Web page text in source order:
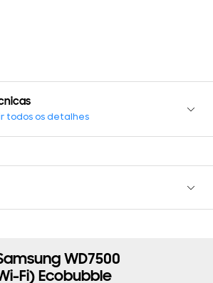
todos os detalhes
WD7500
Fi) Ecobubble